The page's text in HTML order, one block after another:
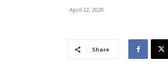
April 22, 2020
Share